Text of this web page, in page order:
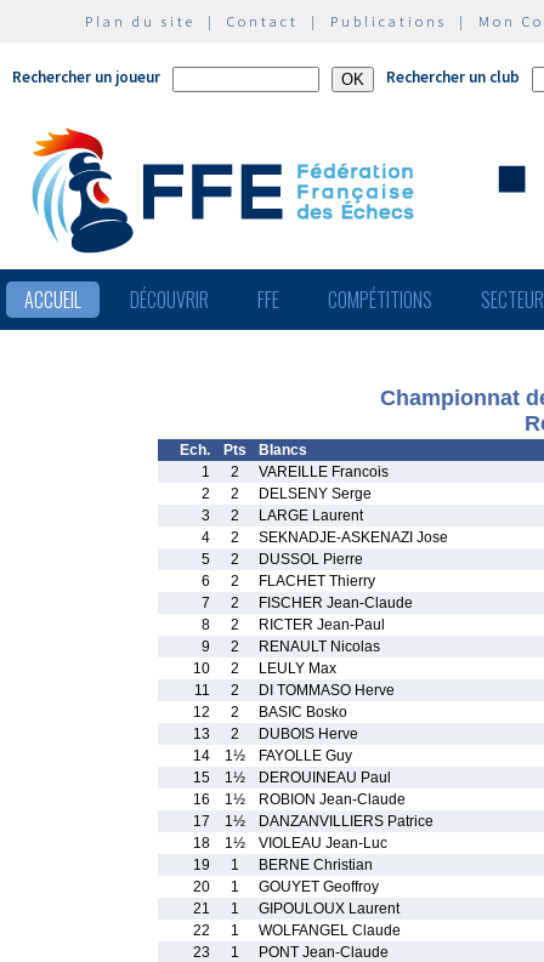
Plan du site | Contact | Publications | Mon
Rechercher un joueur Rechercher un club
ACCUEIL DÉCOUVRIR FFE COMPÉTITIONS
Championnat
Ech. Pts
Blancs
1
2
VAREILLE Francois
2
2
DELSENY Serge
3
2
LARGE Laurent
4
2
SEKNADJE-ASKENAZI Jose
5
2
DUSSOL Pierre
6
2
FLACHET Thierry
7
2
FISCHER Jean-Claude
8
2
RICTER Jean-Paul
9
2
RENAULT Nicolas
10
2
LEULY Max
11
2
DI TOMMASO Herve
12
2
BASIC Bosko
13
2
DUBOIS Herve
14
1½
FAYOLLE Guy
15
1½
DEROUINEAU Paul
16
1½
ROBION Jean-Claude
17
1½
DANZANVILLIERS Patrice
18
1½
VIOLEAU Jean-Luc
19
1
BERNE Christian
20
1
GOUYET Geoffroy
21
1
GIPOULOUX Laurent
22
1
WOLFANGEL Claude
23
1
PONT Jean-Claude